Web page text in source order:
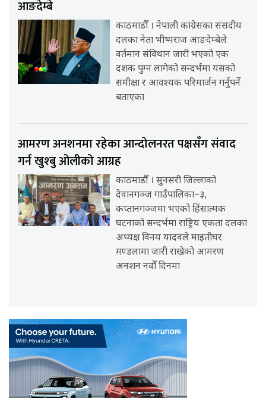
आङदेम्बे
काठमाडौँ । नेपाली कांग्रेसका संसदीय
दलका नेता भीष्मराज आङदेम्बेले
वर्तमान संविधान जारी भएको एक
दशक पुग्न लागेको सन्दर्भमा यसको
समीक्षा र आवश्यक परिमार्जन गर्नुपर्ने
बताएका
आमरण अनशनमा रहेका आन्दोलनरत पक्षसँग संवाद
गर्न खुश्बु ओलीको आग्रह
काठमाडौँ । सुनसरी जिल्लाको
देवानगञ्ज गाउँपालिका–३,
कप्तानगञ्जमा भएको हिंसात्मक
घटनाको सन्दर्भमा राष्ट्रिय एकता दलका
अध्यक्ष विनय यादवले माइतीघर
मण्डलामा जारी राखेको आमरण
अनशन नवौँ दिनमा